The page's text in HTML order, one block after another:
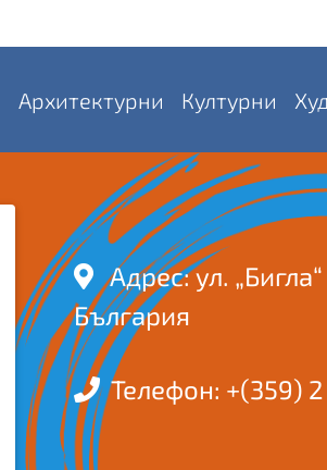
Архитектурни Културни
Адрес:ул.
България
Телефон: +(359)